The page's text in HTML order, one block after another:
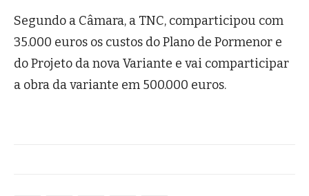
Segundo a Câmara, a TNC, comparticipou com
35.000 euros os custos do Plano de Pormenor e
do Projeto da nova Variante e vai comparticipar
a obra da variante em 500.000 euros.